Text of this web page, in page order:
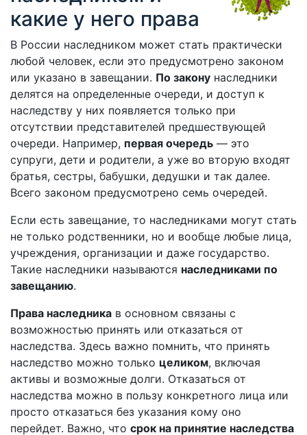
какие у него права
В России наследником может стать практически
любой человек, если это предусмотрено законом
или указано в завещании. По закону наследники
делятся на определенные очереди, и доступ к
наследству у них появляется только при
отсутствии представителей предшествующей
очереди. Например, первая очередь — это
супруги, дети и родители, а уже во вторую входят
братья, сестры, бабушки, дедушки и так далее.
Всего законом предусмотрено семь очередей.
Если есть завещание, то наследниками могут стать
не только родственники, но и вообще любые лица,
учреждения, организации и даже государство.
Такие наследники называются наследниками по
завещанию.
Права наследника в основном связаны с
возможностью принять или отказаться от
наследства. Здесь важно помнить, что принять
наследство можно только целиком, включая
активы и возможные долги. Отказаться от
наследства можно в пользу конкретного лица или
просто отказаться без указания кому оно
перейдет. Важно, что срок на принятие наследства